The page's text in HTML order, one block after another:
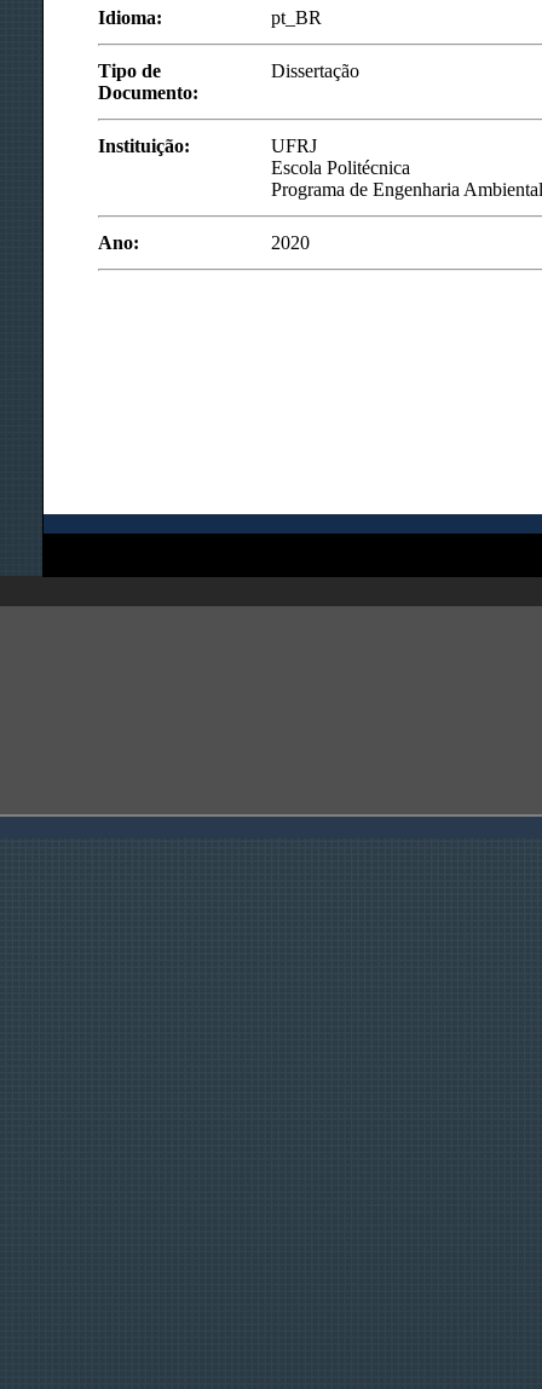
Idioma: pt_BR
Tipo de
Documento:
Dissertação
Instituição:
UFRJ
Escola Politécnica
Programa de Engenharia
Ano: 2020